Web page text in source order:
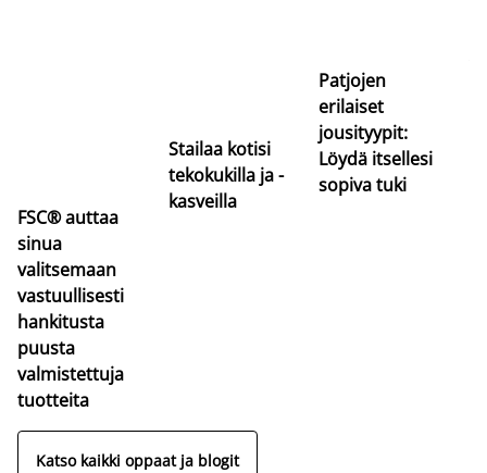
FSC® auttaa
sinua
valitsemaan
vastuullisesti
hankitusta
puusta
valmistettuja
tuotteita
Stailaa kotisi
tekokukilla ja -
kasveilla
Patjojen
erilaiset
jousityypit:
Löydä itsellesi
sopiva tuki
Katso kaikki oppaat ja blogit